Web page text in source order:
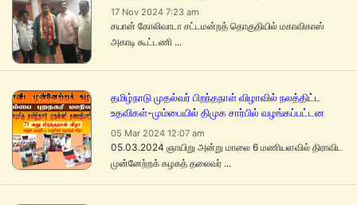
17 Nov 2024 7:23 am
சயான் கோலிவாடா சட்டமன்றத் தொகுதியில் மகாவிகாஸ்
அகாடி கூட்டணி ...
தமிழ்நாடு முதல்வர் பிறந்தநாள் விழாவில் நலத்திட்ட
உதவிகள்-மும்பையில் திமுக சார்பில் வழங்கப்பட்டன
05 Mar 2024 12:07 am
05.03.2024 ஞாயிறு அன்று மாலை 6 மணியளவில் திராவிட
முன்னேற்றக் கழகத் தலைவர் ...